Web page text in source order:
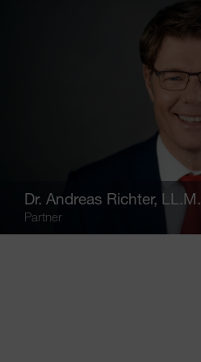
Dr.Andreas Richter, LL.M.
Partner